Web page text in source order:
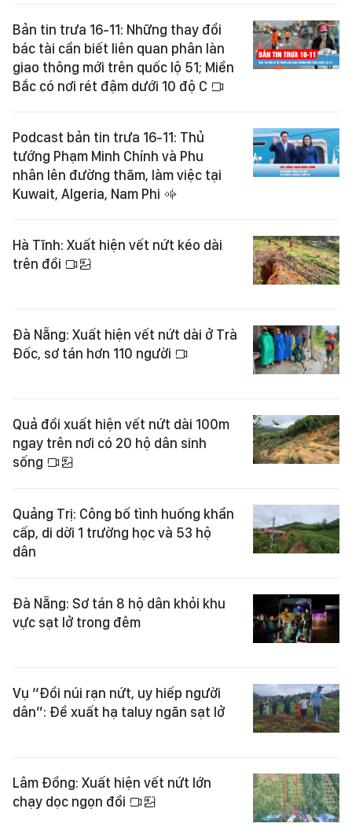
Bản tin trưa 16-11: Những thay đổi
bác tài cần biết liên quan phân làn
giao thông mới trên quốc lộ 51; Miền
Bắc có nơi rét đậm dưới 10 độ C
Podcast bản tin trưa 16-11: Thủ
tướng Phạm Minh Chính và Phu
nhân lên đường thăm, làm việc tại
Kuwait, Algeria, Nam Phi
Hà Tĩnh: Xuất hiện vết nứt kéo dài
trên đồi
Đà Nẵng: Xuất hiện vết nứt dài ở Trà
Đốc, sơ tán hơn 110 người
Quả đồi xuất hiện vết nứt dài 100m
ngay trên nơi có 20 hộ dân sinh
sống
Quảng Trị: Công bố tình huống khẩn
cấp, di dời 1 trường học và 53 hộ
dân
Đà Nẵng: Sơ tán 8 hộ dân khỏi khu
vực sạt lở trong đêm
Vụ “Đồi núi rạn nứt, uy hiếp người
dân”: Đề xuất hạ taluy ngăn sạt lở
Lâm Đồng: Xuất hiện vết nứt lớn
chạy dọc ngọn đồi